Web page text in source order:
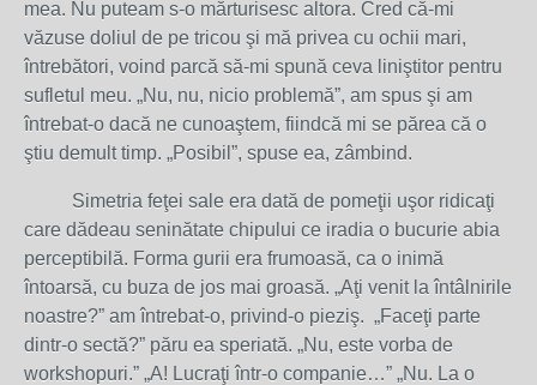
mea. Nu puteam s-o mărturisesc altora. Cred că-mi
văzuse doliul de pe tricou şi mă privea cu ochii mari,
întrebători, voind parcă să-mi spună ceva liniştitor pentru
sufletul meu. „Nu, nu, nicio problemă”, am spus şi am
întrebat-o dacă ne cunoaştem, fiindcă mi se părea că o
ştiu demult timp. „Posibil”, spuse ea, zâmbind.
Simetria feţei sale era dată de pomeţii uşor ridicaţi
care dădeau seninătate chipului ce iradia o bucurie abia
perceptibilă. Forma gurii era frumoasă, ca o inimă
întoarsă, cu buza de jos mai groasă. „Aţi venit la întâlnirile
noastre?” am întrebat-o, privind-o pieziş. „Faceţi parte
dintr-o sectă?” păru ea speriată. „Nu, este vorba de
workshopuri.” „A! Lucraţi într-o companie…” „Nu. La o